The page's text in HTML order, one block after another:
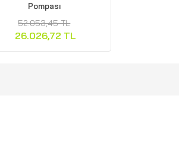
Pompası
52.053,45 TL
26.026,72 TL